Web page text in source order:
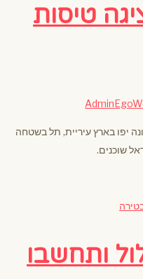
טיסות
יפו בארץ עיריית, תל בשטחה
שוכנים.
ותחשבו